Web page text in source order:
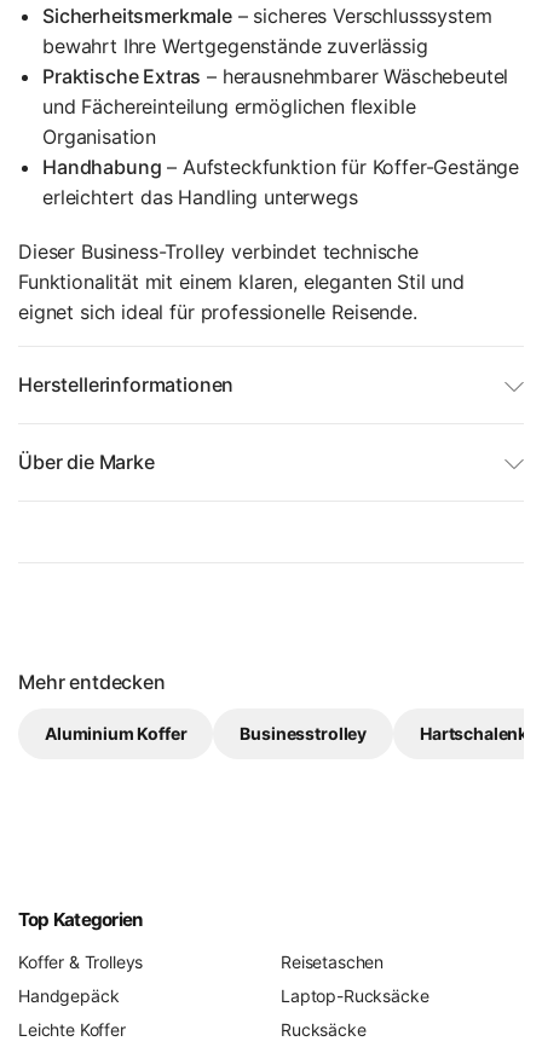
Sicherheitsmerkmale– sicheres Verschlusssystem
bewahrt Ihre Wertgegenstände zuverlässig
Praktische Extras – herausnehmbarer Wäschebeutel
und Fächereinteilung ermöglichen flexible
Organisation
Handhabung – Aufsteckfunktion für Koffer-Gestänge
erleichtert das Handling unterwegs
Dieser Business-Trolley verbindet technische
Funktionalität mit einem klaren, eleganten Stil und
eignet sich ideal für professionelle Reisende.
Herstellerinformationen
Über die Marke
Mehr entdecken
Aluminium Koffer Businesstrolley
Top Kategorien
Koffer & Trolleys
Handgepäck
Leichte Koffer
Reisetaschen
Laptop-Rucksäcke
Rucksäcke